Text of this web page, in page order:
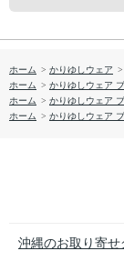
ホーム > かりゆしウェア >
ホーム > かりゆしウェア
ホーム > かりゆしウェア
ホーム > かりゆしウェア
沖縄のお取り寄せ